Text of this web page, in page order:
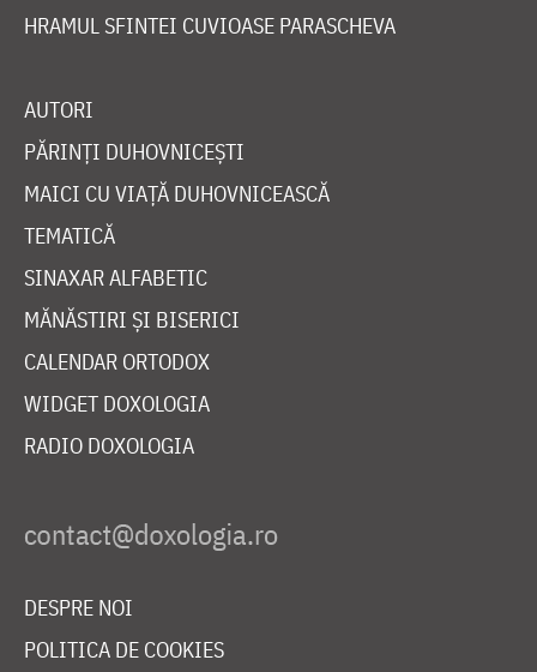
HRAMUL SFINTEI CUVIOASE PARASCHEVA
AUTORI
PĂRINȚI DUHOVNICEȘTI
MAICI CU VIAȚĂ DUHOVNICEASCĂ
TEMATICĂ
SINAXAR ALFABETIC
MĂNĂSTIRI ȘI BISERICI
CALENDAR ORTODOX
WIDGET DOXOLOGIA
RADIO DOXOLOGIA
DESPRE NOI
POLITICA DE COOKIES